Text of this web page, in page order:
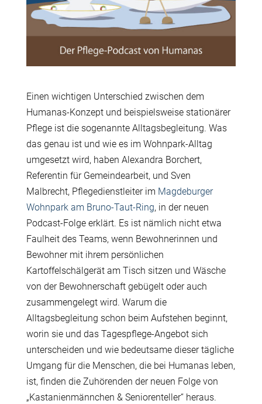
Einen wichtigen Unterschied zwischen dem
Humanas-Konzept und beispielsweise stationärer
Pflege ist die sogenannte Alltagsbegleitung. Was
das genau ist und wie es im Wohnpark-Alltag
umgesetzt wird, haben Alexandra Borchert,
Referentin für Gemeindearbeit, und Sven
Malbrecht, Pflegedienstleiter im Magdeburger
Wohnpark am Bruno-Taut-Ring, in der neuen
Podcast-Folge erklärt. Es ist nämlich nicht etwa
Faulheit des Teams, wenn Bewohnerinnen und
Bewohner mit ihrem persönlichen
Kartoffelschälgerät am Tisch sitzen und Wäsche
von der Bewohnerschaft gebügelt oder auch
zusammengelegt wird. Warum die
Alltagsbegleitung schon beim Aufstehen beginnt,
worin sie und das Tagespflege-Angebot sich
unterscheiden und wie bedeutsame dieser tägliche
Umgang für die Menschen, die bei Humanas leben,
ist, finden die Zuhörenden der neuen Folge von
„Kastanienmännchen & Seniorenteller“ heraus.